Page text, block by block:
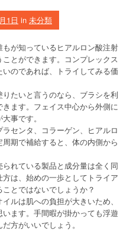
1日 in 未分類
が知っているヒアルロン酸注射
とができます。コンプレックス
のであれば、トライしてみる価
たいと言うのなら、ブラシを利
ます。フェイス中心から外側に
事です。
センタ、コラーゲン、ヒアルロ
期で補給すると、体の内側から
れている製品と成分量は全く同
は、始めの一歩としてトライア
とではないでしょうか？
ルは肌への負担が大きいため、
ます。手間暇が掛かっても浮遊
方がいいでしょう。